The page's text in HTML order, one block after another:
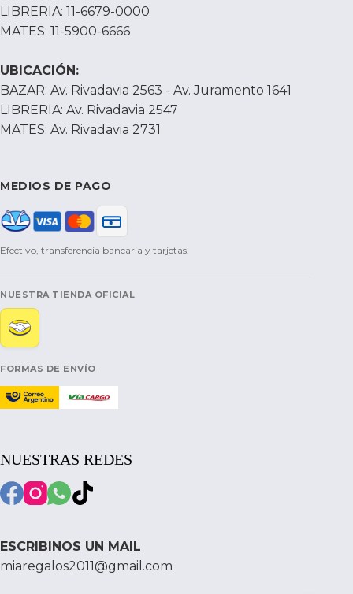
LIBRERIA: 11-6679-0000
MATES: 11-5900-6666
UBICACIÓN:
BAZAR: Av. Rivadavia 2563 - Av. Juramento 1641
LIBRERIA: Av. Rivadavia 2547
MATES: Av. Rivadavia 2731
MEDIOS DE PAGO
Efectivo, transferencia bancaria y tarjetas.
NUESTRA TIENDA OFICIAL
FORMAS DE ENVÍO
NUESTRAS REDES
ESCRIBINOS UN MAIL
miaregalos2011@gmail.com